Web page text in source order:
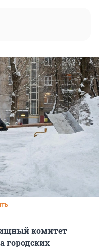
комитет
городских